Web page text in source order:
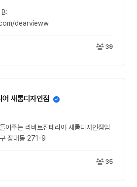
dearvieww
39
어 새롬디자인점
어주는 리바트집테리어 새롬디자인점입
장대동 271-9
35